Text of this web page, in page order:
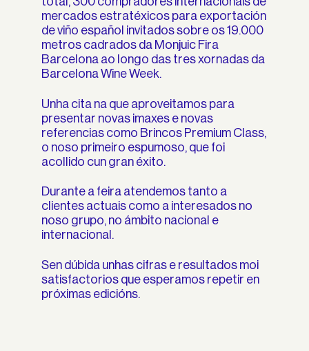
mercados estratéxicos para exportación
de viño español invitados sobre os 19.000
metros cadrados da Monjuic Fira
Barcelona ao longo das tres xornadas da
Barcelona Wine Week.
Unha cita na que aproveitamos para
presentar novas imaxes e novas
referencias como Brincos Premium Class,
o noso primeiro espumoso, que foi
acollido cun gran éxito.
Durante a feira atendemos tanto a
clientes actuais como a interesados no
noso grupo, no ámbito nacional e
internacional.
Sen dúbida unhas cifras e resultados moi
satisfactorios que esperamos repetir en
próximas edicións.